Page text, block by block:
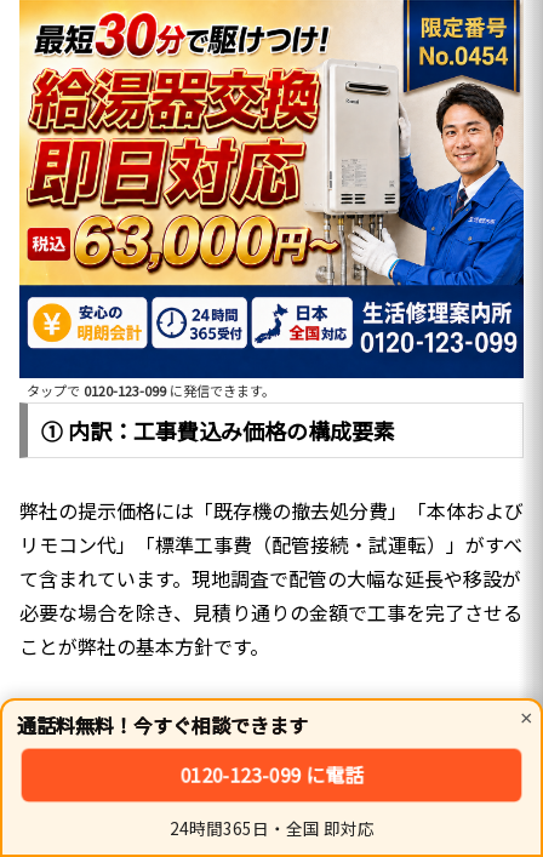
×
通話料無料！今すぐ相談できます
0120-123-099 に電話
24時間365日・全国 即対応
タップで 0120-123-099に発信できます。
① 内訳：工事費込み価格の構成要素
弊社の提示価格には「既存機の撤去処分費」「本体および
リモコン代」「標準工事費（配管接続・試運転）」がすべ
て含まれています。現地調査で配管の大幅な延長や移設が
必要な場合を除き、見積り通りの金額で工事を完了させる
ことが弊社の基本方針です。
② 性能選定：宮城県の気候に合わせたスペック
冬場の水温が下がる地域では、24号（4万キロ）タイプが
快適です。同時にお湯を使っても温度が安定し、ストレス
シェア トップ